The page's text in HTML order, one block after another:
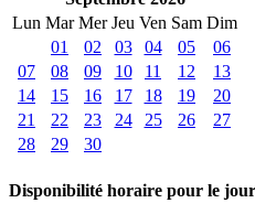
Lun Mar Mer Jeu Ven Sam Dim
01
02 03 04 05
06
07
08 09 10 11 12
13
14
15 16 17 18 19
20
21
22 23 24 25 26
27
28
29 30
Disponibilité horaire pour le jour